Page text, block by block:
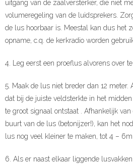
uitgang van de zaalversterker, die niet
volumeregeling van de luidsprekers.
de lus hoorbaar is. Meestal kan dus het
opname, c.q. de kerkradio worden
4. Leg eerst een proeflus alvorens over te
5. Maak de lus niet breder dan 12 meter.
dat bij de juiste veldsterkte in het
te groot signaal ontstaat . Afhankelijk
buurt van de lus (betonijzer!), kan het
lus nog veel kleiner te maken, tot 4 – 6m
6. Als er naast elkaar liggende